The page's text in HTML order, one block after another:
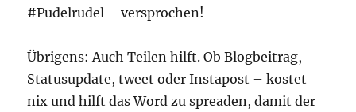
#Pudelrudel – versprochen!
Übrigens: Auch Teilen hilft. Ob Blogbeitrag,
Statusupdate, tweet oder Instapost – kostet
nix und hilft das Word zu spreaden, damit der